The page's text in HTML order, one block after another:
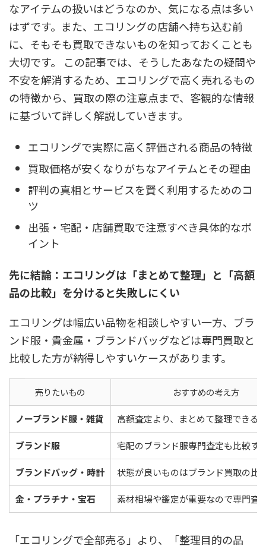
なアイテムの扱いはどうなのか、気になる点は多い
はずです。また、エコリングの店舗へ持ち込む前
に、そもそも買取できないものを知っておくことも
大切です。 この記事では、そうしたあなたの疑問や
不安を解消するため、エコリングで高く売れるもの
の特徴から、買取の際の注意点まで、客観的な情報
に基づいて詳しく解説していきます。
エコリングで実際に高く評価される商品の特徴
買取価格が安くなりがちなアイテムとその理由
評判の真相とサービスを賢く利用するためのコ
ツ
出張・宅配・店舗買取で注意すべき具体的なポ
イント
先に結論：エコリングは「まとめて整理」と「高額
品の比較」を分けると失敗しにくい
エコリングは幅広い品物を相談しやすい一方、ブラ
ンド服・貴金属・ブランドバッグなどは専門買取と
比較した方が納得しやすいケースがあります。
売りたいもの おすすめの考え方
ノーブランド服・雑貨 高額査定より、まとめて整理できる
ブランド服 宅配のブランド服専門査定も比較す
ブランドバッグ・時計 状態が良いものはブランド買取の比
金・プラチナ・宝石 素材相場や鑑定が重要なので専門査
「エコリングで全部売る」より、「整理目的の品